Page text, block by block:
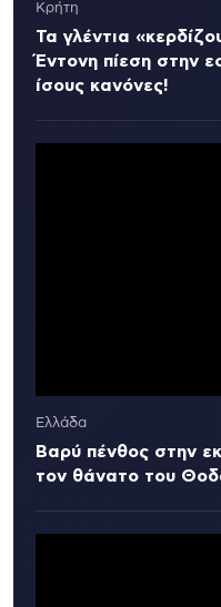
Κρήτη
Τα γλέντια
Έντονη πίεση στην
ίσους κανόνες!
Ελλάδα
Βαρύ πένθος στην
τον θάνατο του